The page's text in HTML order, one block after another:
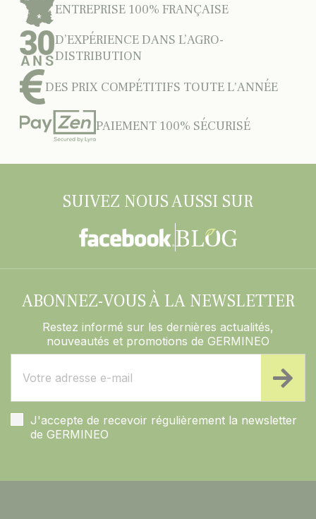
ENTREPRISE 100% FRANÇAISE
D’EXPÉRIENCE DANS L’AGRO-
DISTRIBUTION
DES PRIX COMPÉTITIFS TOUTE L'ANNÉE
PAIEMENT 100% SÉCURISÉ
SUIVEZ NOUS AUSSI SUR
ABONNEZ-VOUS À LA NEWSLETTER
Restez informé sur les dernières actualités,
nouveautés et promotions de GERMINEO
J'accepte de recevoir régulièrement la newsletter
de GERMINEO